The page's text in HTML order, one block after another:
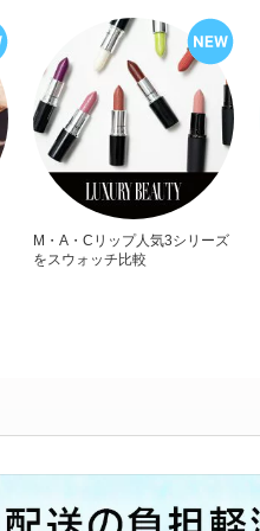
M・A・Cリップ人気3シリーズ
をスウォッチ比較